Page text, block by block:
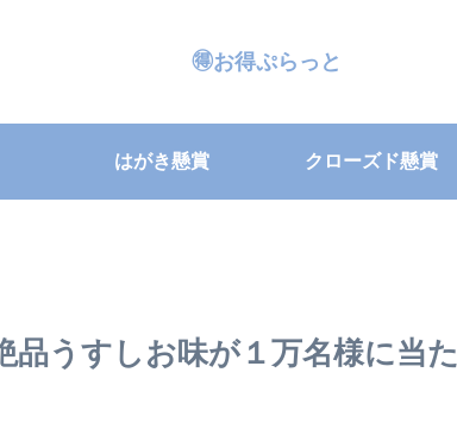
🉐お得ぷらっと
はがき懸賞 クローズド懸賞
うすしお味が１万名様に当た